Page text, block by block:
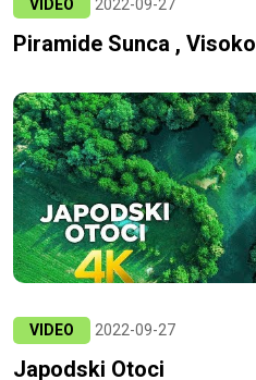
VIDEO 2022-09-27
Piramide Sunca , Visoko
VIDEO 2022-09-27
Japodski Otoci